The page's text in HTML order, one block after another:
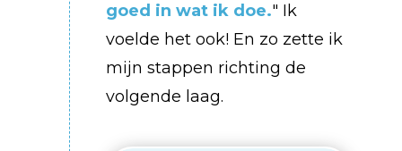
goed in wat ik doe." Ik
voelde het ook! En zo zette ik
mijn stappen richting de
volgende laag.